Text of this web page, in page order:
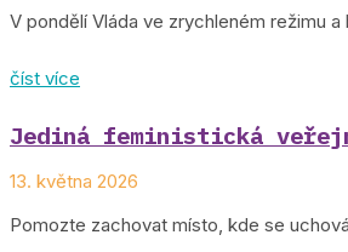
V pondělí Vláda ve zrychleném režimu
číst více
Jediná feministická
13. května 2026
Pomozte zachovat místo, kde se